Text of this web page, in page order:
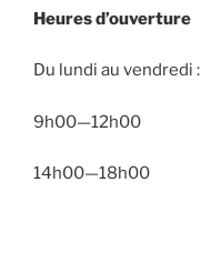
Heures d’ouverture
Du lundi au vendredi :
9h00—12h00
14h00—18h00